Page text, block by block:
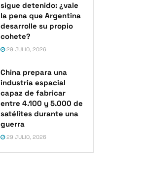
sigue detenido: ¿vale
la pena que Argentina
desarrolle su propio
cohete?
29 JULIO, 2026
China prepara una
industria espacial
capaz de fabricar
entre 4.100 y 5.000 de
satélites durante una
guerra
29 JULIO, 2026